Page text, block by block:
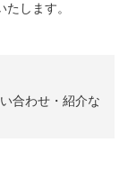
します。
合わせ・紹介な